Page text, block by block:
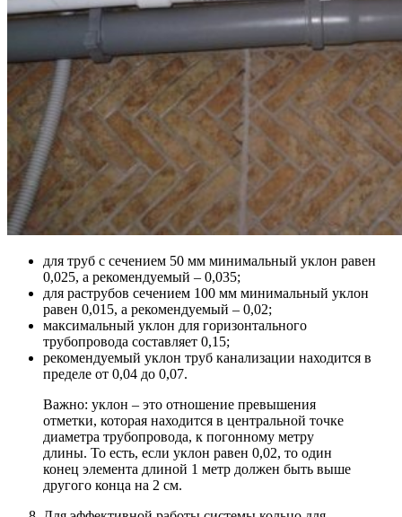
для труб с сечением 50 мм минимальный уклон равен
0,025, а рекомендуемый – 0,035;
для раструбов сечением 100 мм минимальный уклон
равен 0,015, а рекомендуемый – 0,02;
максимальный уклон для горизонтального
трубопровода составляет 0,15;
рекомендуемый уклон труб канализации находится в
пределе от 0,04 до 0,07.
Важно: уклон – это отношение превышения
отметки, которая находится в центральной точке
диаметра трубопровода, к погонному метру
длины. То есть, если уклон равен 0,02, то один
конец элемента длиной 1 метр должен быть выше
другого конца на 2 см.